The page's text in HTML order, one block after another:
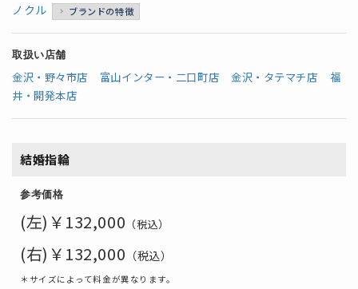
ノクル ブランドの特徴
取扱い店舗
金沢・野々市店 富山インター・二口町店 金沢・タテマチ店
福
井・開発本店
結婚指輪
参考価格
(左)￥132,000 （税込）
(右)￥132,000 （税込）
＊サイズによって料金が異なります。